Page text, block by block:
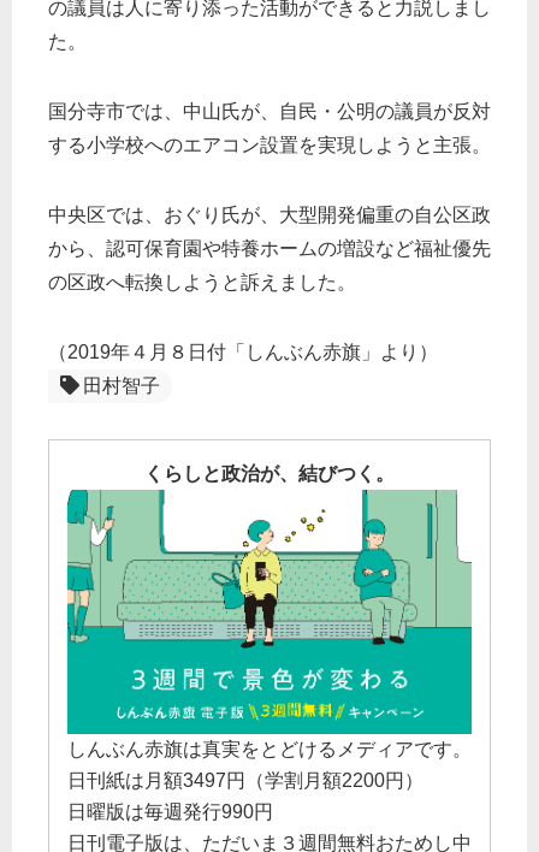
の議員は人に寄り添った活動ができると力説しまし
た。
国分寺市では、中山氏が、自民・公明の議員が反対
する小学校へのエアコン設置を実現しようと主張。
中央区では、おぐり氏が、大型開発偏重の自公区政
から、認可保育園や特養ホームの増設など福祉優先
の区政へ転換しようと訴えました。
（2019年４月８日付「しんぶん赤旗」より）
田村智子
くらしと政治が、結びつく。
しんぶん赤旗は真実をとどけるメディアです。
日刊紙は月額3497円（学割月額2200円）
日曜版は毎週発行990円
日刊電子版は、ただいま３週間無料おためし中